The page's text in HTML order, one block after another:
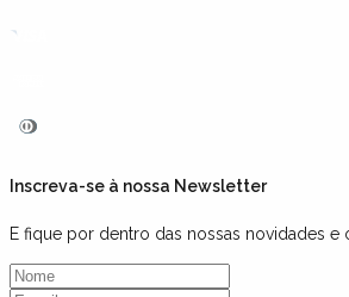
Inscreva-se à nossa Newsletter
E fique por dentro das nossas novidades e